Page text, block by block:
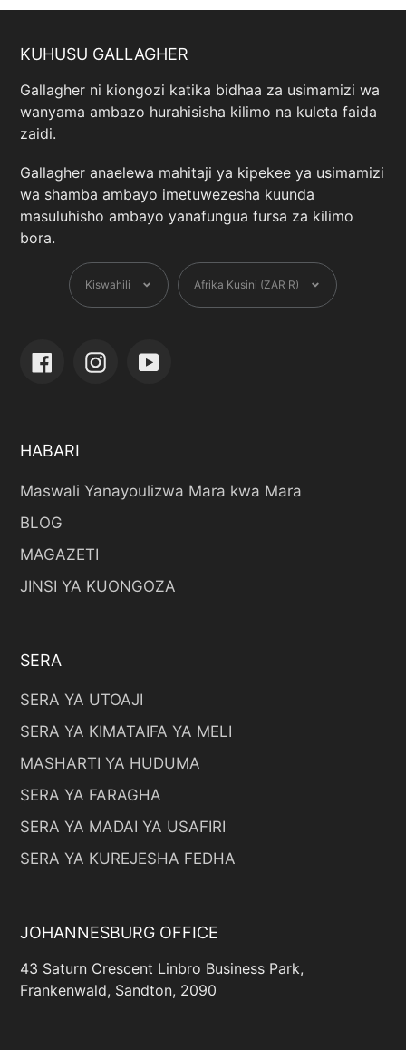
KUHUSU GALLAGHER
Gallagher ni kiongozi katika bidhaa za usimamizi wa
wanyama ambazo hurahisisha kilimo na kuleta faida
zaidi.
Gallagher anaelewa mahitaji ya kipekee ya usimamizi
wa shamba ambayo imetuwezesha kuunda
masuluhisho ambayo yanafungua fursa za kilimo
bora.
Lugha
Kiswahili Sarafu
Afrika Kusini (ZAR R)
FacebookInstagramYouTube
HABARI
Maswali Yanayoulizwa Mara kwa Mara
BLOG
MAGAZETI
JINSI YA KUONGOZA
SERA
SERA YA UTOAJI
SERA YA KIMATAIFA YA MELI
MASHARTI YA HUDUMA
SERA YA FARAGHA
SERA YA MADAI YA USAFIRI
SERA YA KUREJESHA FEDHA
JOHANNESBURG OFFICE
43 Saturn Crescent Linbro Business Park,
Frankenwald, Sandton, 2090